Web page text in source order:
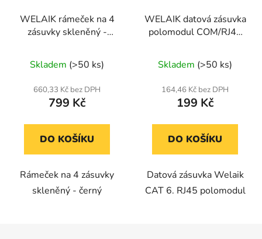
WELAIK rámeček na 4
zásuvky skleněný -
Skladem (>50 ks)
660,33 Kč bez DPH
799 Kč
DO KOŠÍKU
Rámeček na 4 zásuvky
skleněný - černý
WELAIK datová zásuvka
polomodul COM/RJ45
Skladem (>50 ks)
164,46 Kč bez DPH
199 Kč
DO KOŠÍKU
Datová zásuvka Welaik
CAT 6. RJ45 polomodul